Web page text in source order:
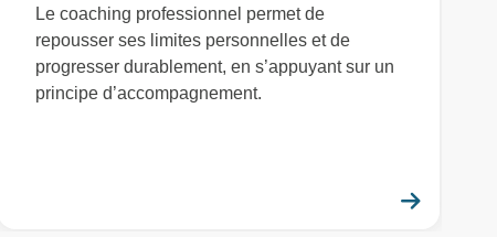
Le coaching professionnel permet de
repousser ses limites personnelles et de
progresser durablement, en s’appuyant sur un
principe d’accompagnement.